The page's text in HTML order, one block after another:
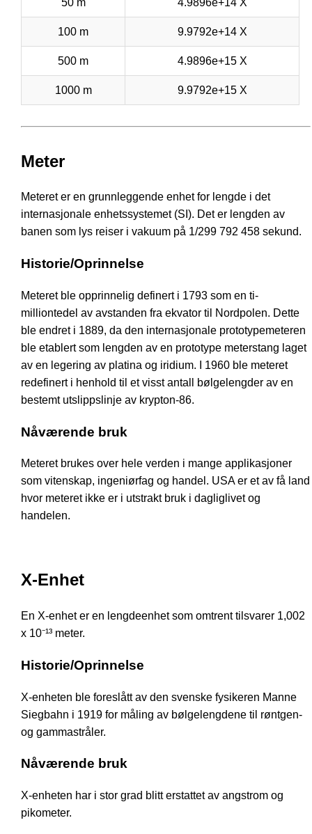
100 m 9.9792e+14 X
500 m 4.9896e+15 X
1000 m 9.9792e+15 X
Meter
Meteret er en grunnleggende enhet for lengde i det
internasjonale enhetssystemet (SI). Det er lengden av
banen som lys reiser i vakuum på 1/299 792 458 sekund.
Historie/Oprinnelse
Meteret ble opprinnelig definert i 1793 som en ti-
milliontedel av avstanden fra ekvator til Nordpolen. Dette
ble endret i 1889, da den internasjonale prototypemeteren
ble etablert som lengden av en prototype meterstang laget
av en legering av platina og iridium. I 1960 ble meteret
redefinert i henhold til et visst antall bølgelengder av en
bestemt utslippslinje av krypton-86.
Nåværende bruk
Meteret brukes over hele verden i mange applikasjoner
som vitenskap, ingeniørfag og handel. USA er et av få land
hvor meteret ikke er i utstrakt bruk i dagliglivet og
handelen.
X-Enhet
En X-enhet er en lengdeenhet som omtrent tilsvarer 1,002
x 10⁻¹³ meter.
Historie/Oprinnelse
X-enheten ble foreslått av den svenske fysikeren Manne
Siegbahn i 1919 for måling av bølgelengdene til røntgen-
og gammastråler.
Nåværende bruk
X-enheten har i stor grad blitt erstattet av angstrom og
pikometer.